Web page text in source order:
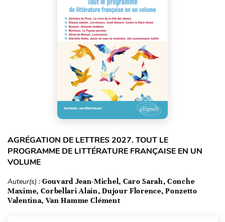
AGRÉGATION DE LETTRES 2027. TOUT LE
PROGRAMME DE LITTÉRATURE FRANÇAISE EN UN
VOLUME
Auteur(s) : Gouvard Jean-Michel, Caro Sarah, Conche
Maxime, Corbellari Alain, Dujour Florence, Ponzetto
Valentina, Van Hamme Clément